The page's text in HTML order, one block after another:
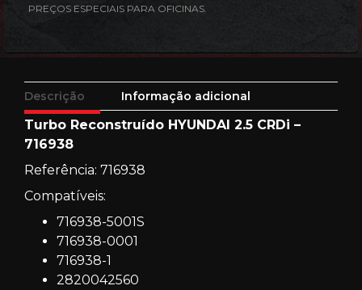
PREÇOS ESPECIAIS PARA OFICINAS.
Descrição Informação adicional
Turbo Reconstruído HYUNDAI 2.5 CRDi –
716938
Referência: 716938
Compatíveis:
716938-5001S
716938-0001
716938-1
2820042560